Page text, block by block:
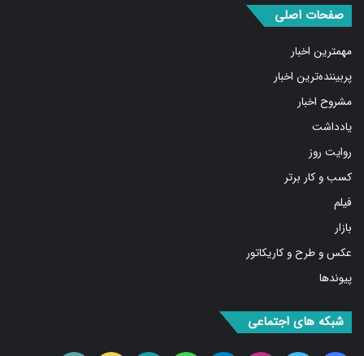
صفحات اصلی
مهمترین اخبار
پربیننده‌ترین اخبار
مشروح اخبار
یادداشت
روایت روز
کسب و کار برتر
فیلم
بازار
عکس و طرح و کاریکاتور
پیوندها
شبکه های اجتماعی